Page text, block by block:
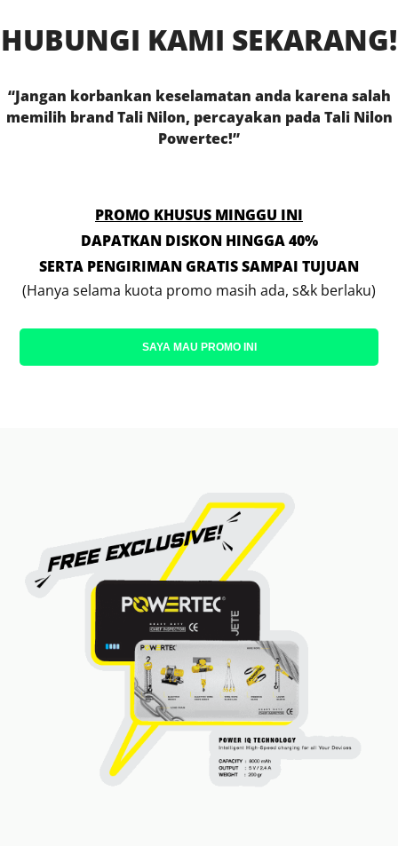
HUBUNGI KAMI SEKARANG!
“Jangan korbankan keselamatan anda karena salah
memilih brand Tali Nilon, percayakan pada Tali Nilon
Powertec!”
PROMO KHUSUS MINGGU INI
DAPATKAN DISKON HINGGA 40%
SERTA PENGIRIMAN GRATIS SAMPAI TUJUAN
(Hanya selama kuota promo masih ada, s&k berlaku)
SAYA MAU PROMO INI